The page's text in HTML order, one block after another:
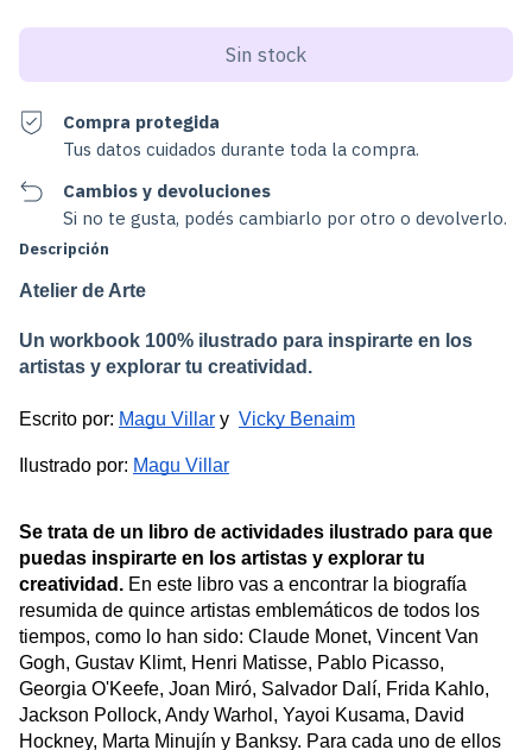
Compra protegida
Tus datos cuidados durante toda la compra.
Cambios y devoluciones
Si no te gusta, podés cambiarlo por otro o devolverlo.
Descripción
Atelier de Arte
Un workbook 100% ilustrado para inspirarte en los
artistas y explorar tu creatividad.
Escrito por: Magu Villar y Vicky Benaim
Ilustrado por: Magu Villar
Se trata de un libro de actividades ilustrado para que
puedas inspirarte en los artistas y explorar tu
creatividad. En este libro vas a encontrar la biografía
resumida de quince artistas emblemáticos de todos los
tiempos, como lo han sido: Claude Monet, Vincent Van
Gogh, Gustav Klimt, Henri Matisse, Pablo Picasso,
Georgia O'Keefe, Joan Miró, Salvador Dalí, Frida Kahlo,
Jackson Pollock, Andy Warhol, Yayoi Kusama, David
Hockney, Marta Minujín y Banksy. Para cada uno de ellos